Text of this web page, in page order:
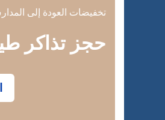
العودة إلى المدارس تصل إلى 50%
تذاكر طيران